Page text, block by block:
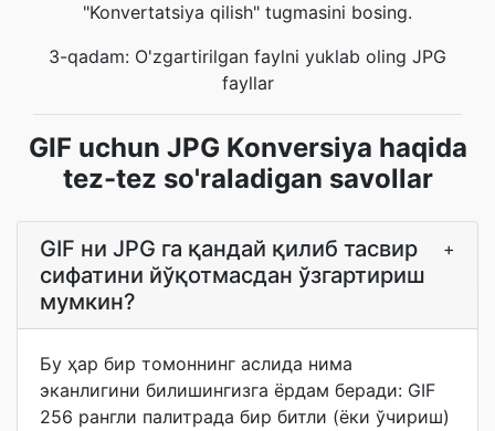
"Konvertatsiya qilish" tugmasini bosing.
3-qadam: O'zgartirilgan faylni yuklab oling JPG
fayllar
GIF uchun JPG Konversiya haqida
tez-tez so'raladigan savollar
GIF ни JPG га қандай қилиб тасвир
сифатини йўқотмасдан ўзгартириш
мумкин?
+
Бу ҳар бир томоннинг аслида нима
эканлигини билишингизга ёрдам беради: GIF
256 рангли палитрада бир битли (ёки ўчириш)